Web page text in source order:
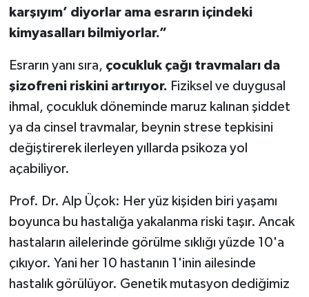
karşıyım’ diyorlar ama esrarın içindeki
kimyasalları bilmiyorlar.”
Esrarın yanı sıra, çocukluk çağı travmaları da
şizofreni riskini artırıyor. Fiziksel ve duygusal
ihmal, çocukluk döneminde maruz kalınan şiddet
ya da cinsel travmalar, beynin strese tepkisini
değiştirerek ilerleyen yıllarda psikoza yol
açabiliyor.
Prof. Dr. Alp Üçok: Her yüz kişiden biri yaşamı
boyunca bu hastalığa yakalanma riski taşır. Ancak
hastaların ailelerinde görülme sıklığı yüzde 10'a
çıkıyor. Yani her 10 hastanın 1'inin ailesinde
hastalık görülüyor. Genetik mutasyon dediğimiz